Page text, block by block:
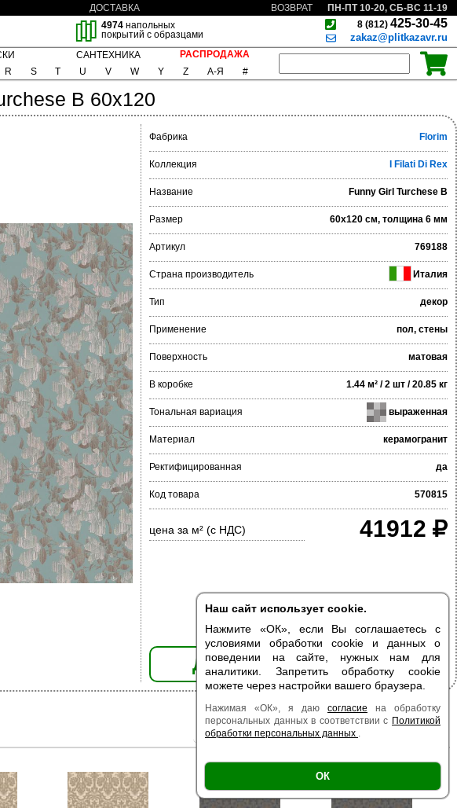
Наш сайт использует cookie.
Нажмите «ОК», если Вы соглашаетесь с
условиями обработки cookie и данных о
поведении на сайте, нужных нам для
аналитики. Запретить обработку cookie
можете через настройки вашего браузера.
Нажимая «ОК», я даю согласие на обработку
персональных данных в соответствии с Политикой
обработки персональных данных .
ОК
ДОСТАВКА ВОЗВРАТ
ПН-ПТ 10-20, СБ-ВС 11-19
4974напольных
покрытий с образцами
8 (812) 425-30-45
zakaz@plitkazavr.ru
САНТЕХНИКА
РАСПРОДАЖА
R S T U V W Y Z А-Я #
B 60x120
Фабрика Florim
Коллекция I Filati Di Rex
Название Funny Girl Turchese B
Размер 60x120 см, толщина 6 мм
Артикул 769188
Страна производитель Италия
Тип декор
Применение пол, стены
Поверхность матовая
В коробке 1.44 м² / 2 шт / 20.85 кг
Тональная вариация выраженная
Материал керамогранит
Ректифицированная да
Код товара 570815
цена за м² (с НДС) 41912
ДОБАВИТЬ В КОРЗИНУ
Есть образец | Поверхность |